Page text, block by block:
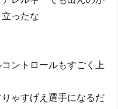
ったな
ントロールもすごく上
ゃすげえ選手になるだ